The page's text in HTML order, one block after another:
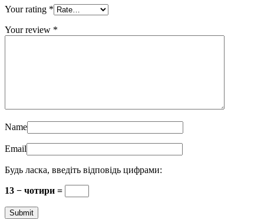
Your rating *
Your review *
Name
Email
Будь ласка, введіть відповідь цифрами:
13 − чотири =